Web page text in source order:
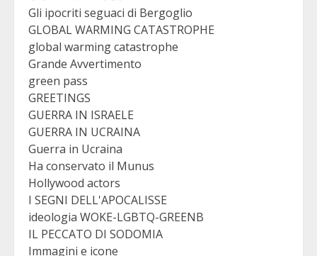
Gli ipocriti seguaci di Bergoglio
GLOBAL WARMING CATASTROPHE
global warming catastrophe
Grande Avvertimento
green pass
GREETINGS
GUERRA IN ISRAELE
GUERRA IN UCRAINA
Guerra in Ucraina
Ha conservato il Munus
Hollywood actors
I SEGNI DELL'APOCALISSE
ideologia WOKE-LGBTQ-GREENB
IL PECCATO DI SODOMIA
Immagini e icone